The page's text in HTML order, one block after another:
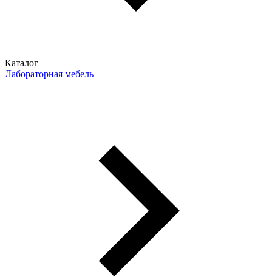
Каталог
Лабораторная мебель